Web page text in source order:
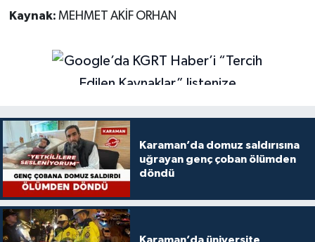
Kaynak: MEHMET AKİF ORHAN
Karaman’da domuz saldırısına
uğrayan genç çoban ölümden
döndü